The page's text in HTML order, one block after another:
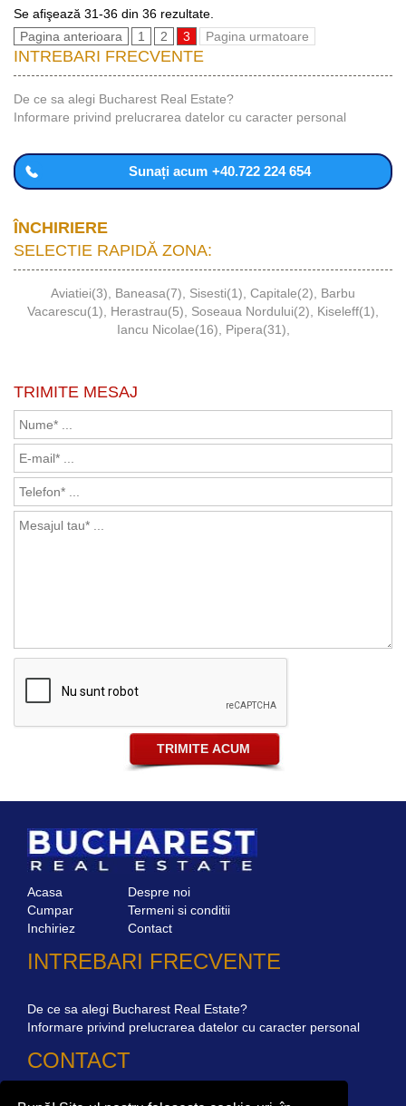
Se afişează 31-36 din 36 rezultate.
Pagina anterioara
1 2 3 Pagina urmatoare
INTREBARI FRECVENTE
De ce sa alegi Bucharest Real Estate?
Informare privind prelucrarea datelor cu caracter personal
Sunați acum +40.722 224 654
ÎNCHIRIERE
SELECTIE RAPIDĂ ZONA:
Aviatiei(3), Baneasa(7), Sisesti(1), Capitale(2), Barbu
Vacarescu(1), Herastrau(5), Soseaua Nordului(2), Kiseleff(1),
Iancu Nicolae(16), Pipera(31),
TRIMITE MESAJ
Acasa
Cumpar
Inchiriez
Despre noi
Termeni si conditii
Contact
INTREBARI FRECVENTE
De ce sa alegi Bucharest Real Estate?
Informare privind prelucrarea datelor cu caracter personal
CONTACT